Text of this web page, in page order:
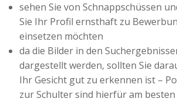
sehen Sie von Schnappschüssen
Sie Ihr Profil ernsthaft zu
einsetzen möchten
da die Bilder in den
dargestellt werden, sollten Sie
Ihr Gesicht gut zu erkennen ist –
zur Schulter sind hierfür am